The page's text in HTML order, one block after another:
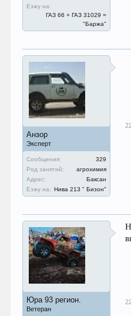
Езжу на:
ГАЗ 66 + ГАЗ 31029 =
"Баржа"
Анзор
Эксперт
Сообщения:
329
Род занятий:
агрохимия
Адрес:
Баксан
Езжу на: Нива 213 " Бизон"
Юра 93 регион.
Ветеран